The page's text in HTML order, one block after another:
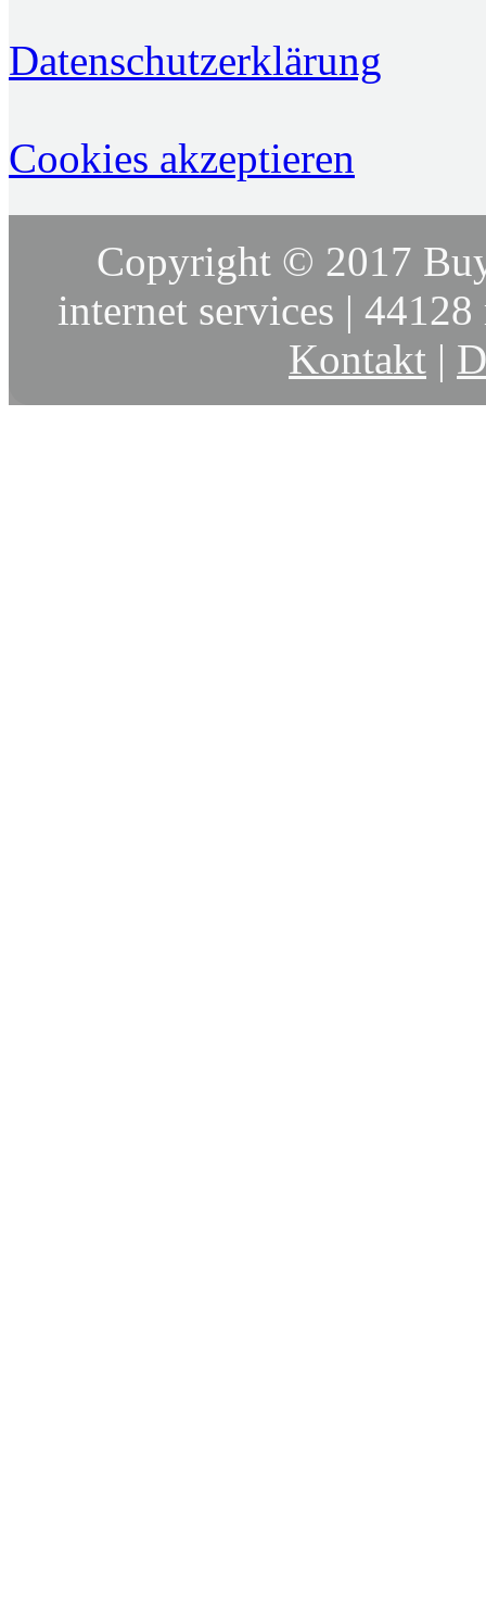
Datenschutzerklärung
Cookies akzeptieren
Copyright © 2017
internet services |
Kontakt |